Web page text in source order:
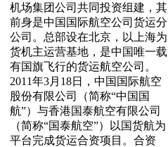
机场集团公司共同投资组建，其
前身是中国国际航空公司货运分
公司。总部设在北京，以上海为
货机主运营基地，是中国唯一载
有国旗飞行的货运航空公司。
2011年3月18日，中国国际航空
股份有限公司（简称“中国国
航”）与香港国泰航空有限公司
（简称“国泰航空”）以国货航为
平台完成货运合资项目。合资